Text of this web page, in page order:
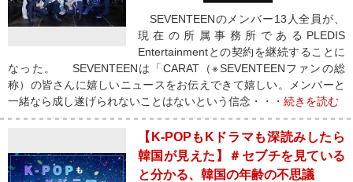
SEVENTEENのメンバー13人全員が、
現在の所属事務所であるPLEDIS
Entertainmentとの契約を継続することに
なった。 SEVENTEENは「CARAT（※SEVENTEENファンの総
称）の皆さんに嬉しいニュースをお伝えできて嬉しい。メンバーと
一緒なら成し遂げられないことはないという信念・・・ 続きを読む
【K-POPもKドラマも深読みしたら
韓国が見えた】＃セブチを見ている
と分かる、韓国の年齢の不思議